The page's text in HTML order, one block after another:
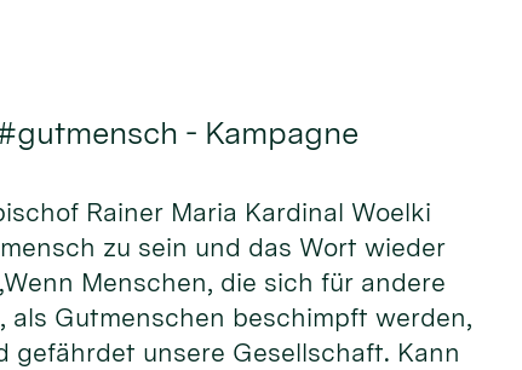
- Kampagne
Rainer Maria Kardinal Woelki
zu sein und das Wort wieder
Menschen, die sich für andere
als Gutmenschen beschimpft werden,
gefährdet unsere Gesellschaft. Kann